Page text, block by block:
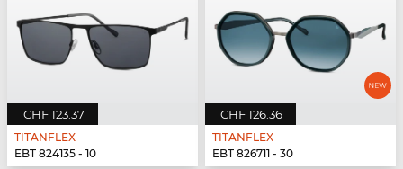
CHF 123.37
TITANFLEX
EBT 824135 - 10
CHF 126.36
TITANFLEX
EBT 826711 - 30